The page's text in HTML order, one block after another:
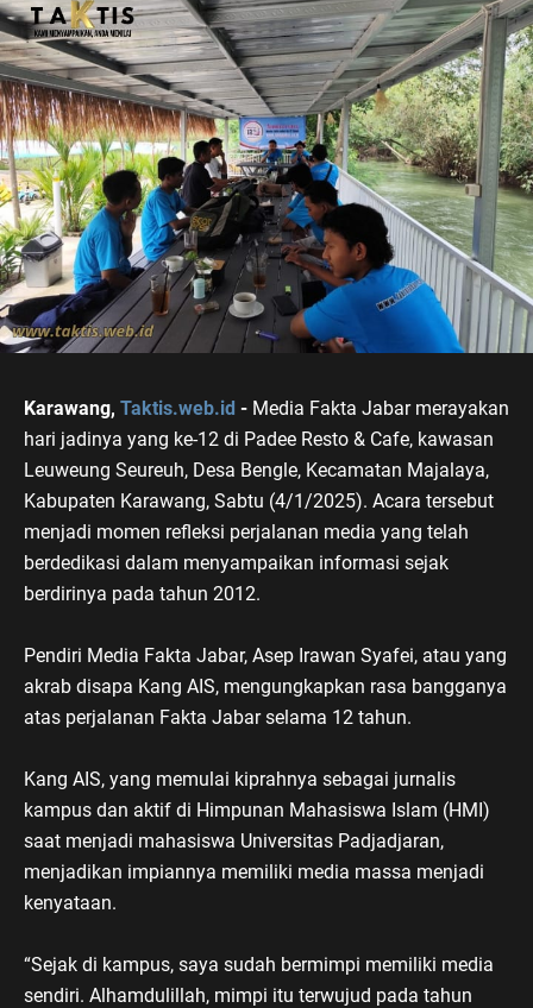
Karawang, Taktis.web.id - Media Fakta Jabar merayakan
hari jadinya yang ke-12 di Padee Resto & Cafe, kawasan
Leuweung Seureuh, Desa Bengle, Kecamatan Majalaya,
Kabupaten Karawang, Sabtu (4/1/2025). Acara tersebut
menjadi momen refleksi perjalanan media yang telah
berdedikasi dalam menyampaikan informasi sejak
berdirinya pada tahun 2012.
Pendiri Media Fakta Jabar, Asep Irawan Syafei, atau yang
akrab disapa Kang AIS, mengungkapkan rasa bangganya
atas perjalanan Fakta Jabar selama 12 tahun.
Kang AIS, yang memulai kiprahnya sebagai jurnalis
kampus dan aktif di Himpunan Mahasiswa Islam (HMI)
saat menjadi mahasiswa Universitas Padjadjaran,
menjadikan impiannya memiliki media massa menjadi
kenyataan.
“Sejak di kampus, saya sudah bermimpi memiliki media
sendiri. Alhamdulillah, mimpi itu terwujud pada tahun